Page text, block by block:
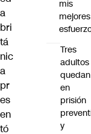
a
bri
tá
nic
a
pr
es
en
tó
mis
mejores
Tres
adultos
quedan
en
prisión
y